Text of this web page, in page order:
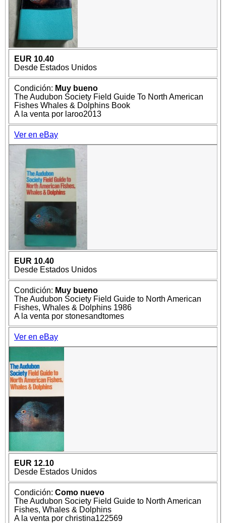
EUR 10.40
Desde Estados Unidos
Condición: Muy bueno
The Audubon Society Field Guide To North American
Fishes Whales & Dolphins Book
A la venta por laroo2013
Ver en eBay
EUR 10.40
Desde Estados Unidos
Condición: Muy bueno
The Audubon Society Field Guide to North American
Fishes, Whales & Dolphins 1986
A la venta por stonesandtomes
Ver en eBay
EUR 12.10
Desde Estados Unidos
Condición: Como nuevo
The Audubon Society Field Guide to North American
Fishes, Whales & Dolphins
A la venta por christina122569